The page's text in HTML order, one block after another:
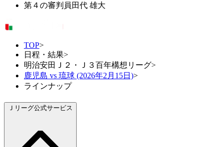
第４の審判員 田代 雄大
TOP>
日程・結果>
明治安田Ｊ２・Ｊ３百年構想リーグ>
鹿児島 vs 琉球 (2026年2月15日)>
ラインナップ
Ｊリーグ公式サービス